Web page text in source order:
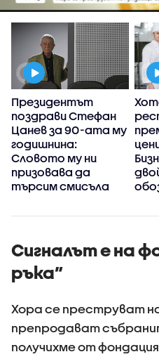
Президентът
поздрави Стефан
Цанев за 90-ата му
годишнина:
Словото му ни
призовава да
търсим смисъла
Сигналът е на
ръка”
Хора се преструват
препродават
получихме от